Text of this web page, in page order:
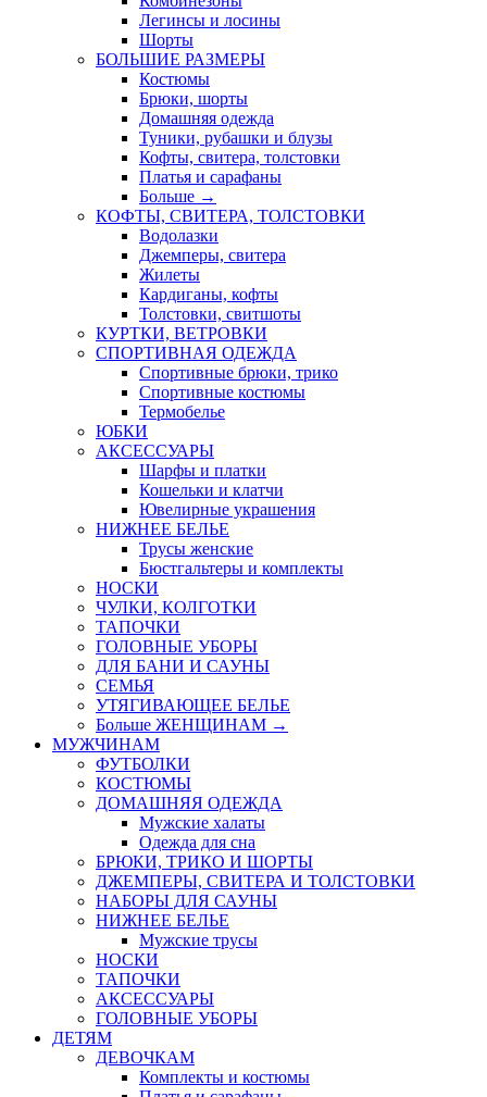
Легинсы и лосины
Шорты
БОЛЬШИЕ РАЗМЕРЫ
Костюмы
Брюки, шорты
Домашняя одежда
Туники, рубашки и блузы
Кофты, свитера, толстовки
Платья и сарафаны
Больше →
КОФТЫ, СВИТЕРА, ТОЛСТОВКИ
Водолазки
Джемперы, свитера
Жилеты
Кардиганы, кофты
Толстовки, свитшоты
КУРТКИ, ВЕТРОВКИ
СПОРТИВНАЯ ОДЕЖДА
Спортивные брюки, трико
Спортивные костюмы
Термобелье
ЮБКИ
AКСЕССУАРЫ
Шарфы и платки
Кошельки и клатчи
Ювелирные украшения
НИЖНЕЕ БЕЛЬЕ
Трусы женские
Бюстгальтеры и комплекты
НОСКИ
ЧУЛКИ, КОЛГОТКИ
ТАПОЧКИ
ГОЛОВНЫЕ УБОРЫ
ДЛЯ БАНИ И САУНЫ
СЕМЬЯ
УТЯГИВАЮЩЕЕ БЕЛЬЕ
Больше ЖЕНЩИНАМ →
МУЖЧИНАМ
ФУТБОЛКИ
КОСТЮМЫ
ДОМАШНЯЯ ОДЕЖДА
Мужские халаты
Одежда для сна
БРЮКИ, ТРИКО И ШОРТЫ
ДЖЕМПЕРЫ, СВИТЕРА И ТОЛСТОВКИ
НАБОРЫ ДЛЯ САУНЫ
НИЖНЕЕ БЕЛЬЕ
Мужские трусы
НОСКИ
ТАПОЧКИ
АКСЕССУАРЫ
ГОЛОВНЫЕ УБОРЫ
ДЕТЯМ
ДЕВОЧКАМ
Комплекты и костюмы